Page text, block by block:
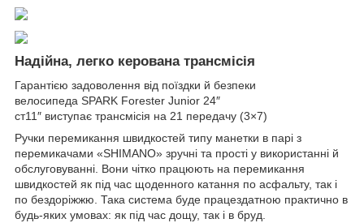
Надійна, легко керована трансмісія
Гарантією задоволення від поїздки й безпеки
велосипеда SPARK Forester Junior 24″
ст11″ виступає трансмісія на 21 передачу (3×7)
Ручки перемикання швидкостей типу манетки в парі з
перемикачами «SHIMANO» зручні та прості у використанні й
обслуговуванні. Вони чітко працюють на перемикання
швидкостей як під час щоденного катання по асфальту, так і
по бездоріжжю. Така система буде працездатною практично в
будь-яких умовах: як під час дощу, так і в бруд.